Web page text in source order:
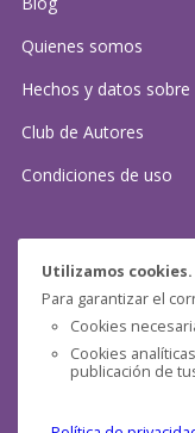
Utilizamos cookies.
Para garantizar el
Cookies
Cookies
publicación de
Quienes somos
Hechos y datos sobre
Club de Autores
Condiciones de uso
¿Necesitas
Preguntas frecuentes
Contacta con